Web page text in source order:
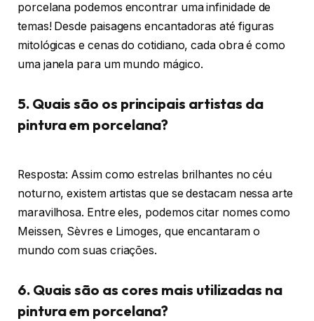
porcelana podemos encontrar uma infinidade de
temas! Desde paisagens encantadoras até figuras
mitológicas e cenas do cotidiano, cada obra é como
uma janela para um mundo mágico.
5. Quais são os principais artistas da
pintura em porcelana?
Resposta: Assim como estrelas brilhantes no céu
noturno, existem artistas que se destacam nessa arte
maravilhosa. Entre eles, podemos citar nomes como
Meissen, Sèvres e Limoges, que encantaram o
mundo com suas criações.
6. Quais são as cores mais utilizadas na
pintura em porcelana?